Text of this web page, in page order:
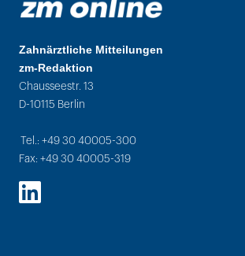
Zahnärztliche Mitteilungen
zm-Redaktion
Chausseestr. 13
D-10115 Berlin
Tel.: +49 30 40005-300
Fax: +49 30 40005-319
LinkedIn